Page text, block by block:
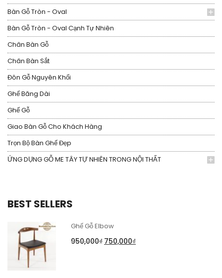
Bàn Gỗ Tròn - Oval
Bàn Gỗ Tròn - Oval Cạnh Tự Nhiên
Chân Bàn Gỗ
Chân Bàn Sắt
Đôn Gỗ Nguyên Khối
Ghế Băng Dài
Ghế Gỗ
Giao Bàn Gỗ Cho Khách Hàng
Trọn Bộ Bàn Ghế Đẹp
ỨNG DỤNG GỖ ME TÂY TỰ NHIÊN TRONG NỘI THẤT
BEST SELLERS
Ghế Gỗ Elbow
950,000₫ 750,000₫